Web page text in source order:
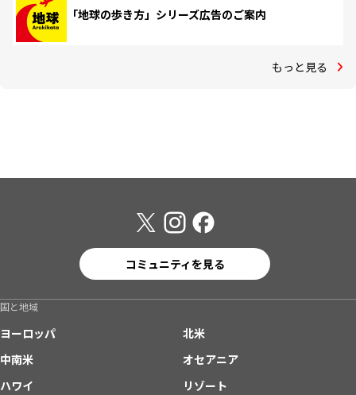
「地球の歩き方」シリーズ広告のご案内
もっと見る
コミュニティを見る
国と地域
ヨーロッパ
北米
中南米
オセアニア
ハワイ
リゾート